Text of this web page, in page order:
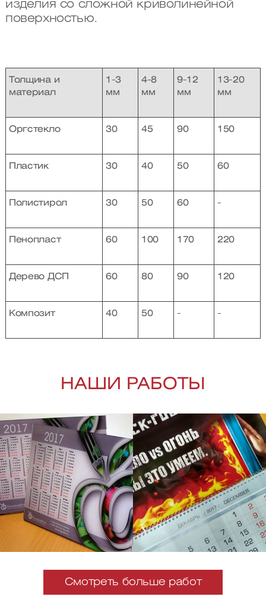
изделия со сложной криволинейной
поверхностью.
Толщина и
материал
1-3
мм
4-8
мм
9-12
мм
13-20
мм
Оргстекло 30 45 90 150
Пластик 30 40 50 60
Полистирол 30 50 60 -
Пенопласт 60 100 170 220
Дерево ДСП 60 80 90 120
Композит 40 50 - -
НАШИ РАБОТЫ
Смотреть больше работ